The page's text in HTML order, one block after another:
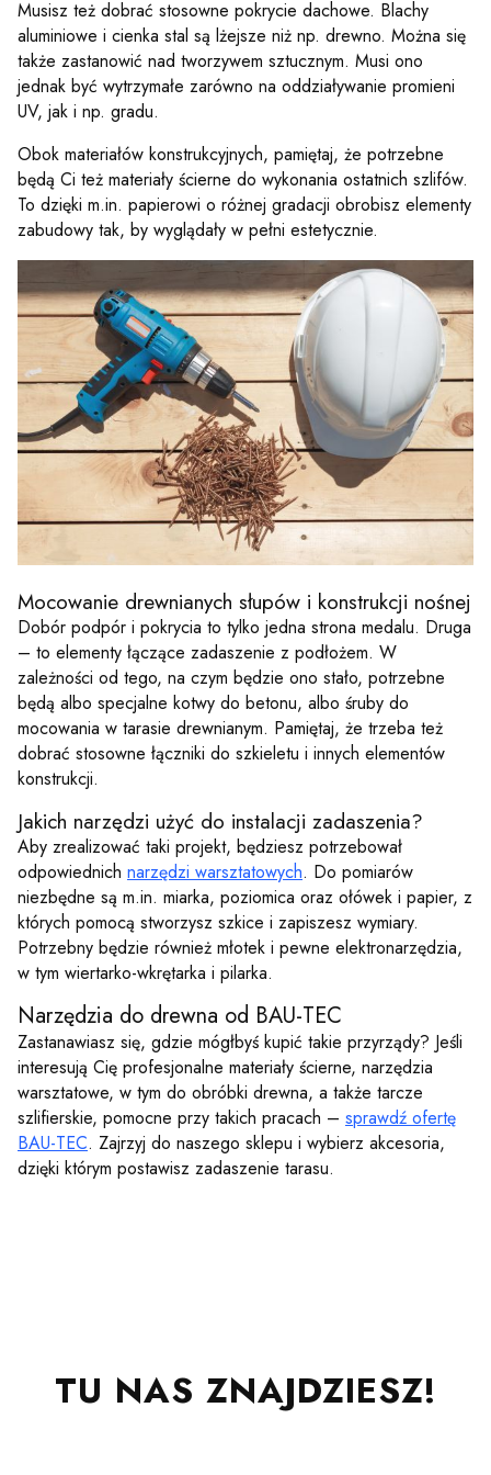
Musisz też dobrać stosowne pokrycie dachowe. Blachy
aluminiowe i cienka stal są lżejsze niż np. drewno. Można się
także zastanowić nad tworzywem sztucznym. Musi ono
jednak być wytrzymałe zarówno na oddziaływanie promieni
UV, jak i np. gradu.
Obok materiałów konstrukcyjnych, pamiętaj, że potrzebne
będą Ci też materiały ścierne do wykonania ostatnich szlifów.
To dzięki m.in. papierowi o różnej gradacji obrobisz elementy
zabudowy tak, by wyglądały w pełni estetycznie.
Mocowanie drewnianych słupów i konstrukcji nośnej
Dobór podpór i pokrycia to tylko jedna strona medalu. Druga
– to elementy łączące zadaszenie z podłożem. W
zależności od tego, na czym będzie ono stało, potrzebne
będą albo specjalne kotwy do betonu, albo śruby do
mocowania w tarasie drewnianym. Pamiętaj, że trzeba też
dobrać stosowne łączniki do szkieletu i innych elementów
konstrukcji.
Jakich narzędzi użyć do instalacji zadaszenia?
Aby zrealizować taki projekt, będziesz potrzebował
odpowiednich narzędzi warsztatowych. Do pomiarów
niezbędne są m.in. miarka, poziomica oraz ołówek i papier, z
których pomocą stworzysz szkice i zapiszesz wymiary.
Potrzebny będzie również młotek i pewne elektronarzędzia,
w tym wiertarko-wkrętarka i pilarka.
Narzędzia do drewna od BAU-TEC
Zastanawiasz się, gdzie mógłbyś kupić takie przyrządy? Jeśli
interesują Cię profesjonalne materiały ścierne, narzędzia
warsztatowe, w tym do obróbki drewna, a także tarcze
szlifierskie, pomocne przy takich pracach – sprawdź ofertę
BAU-TEC. Zajrzyj do naszego sklepu i wybierz akcesoria,
dzięki którym postawisz zadaszenie tarasu.
TU NAS ZNAJDZIESZ!